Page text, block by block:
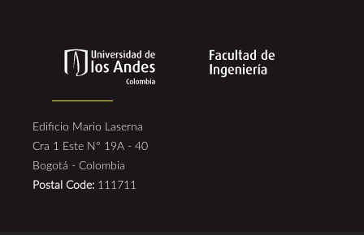
Edificio Mario Laserna
Cra 1 Este N° 19A - 40
Bogotá - Colombia
Postal Code: 111711